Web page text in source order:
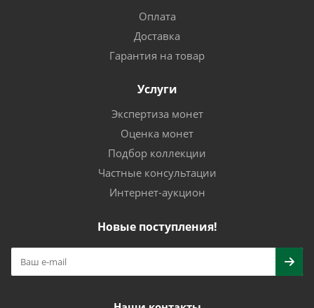
Оплата
Доставка
Гарантия на товар
Услуги
Экспертиза монет
Оценка монет
Подбор коллекции
Частные консультации
Интернет-аукцион
Новые поступления!